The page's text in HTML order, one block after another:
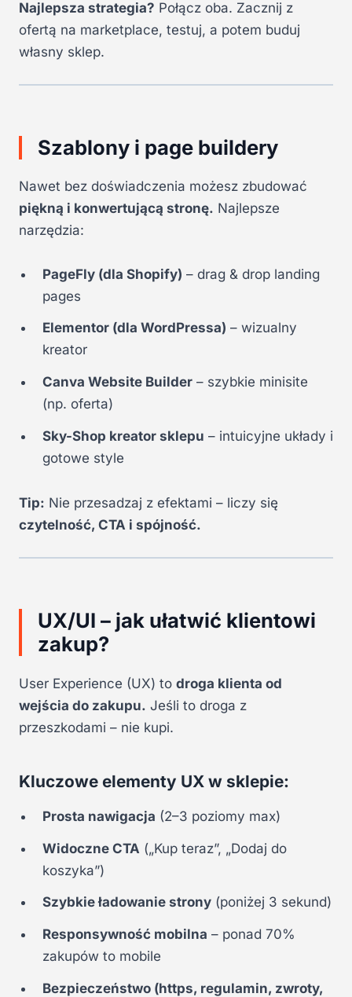
Najlepsza strategia? Połącz oba. Zacznij z
ofertą na marketplace, testuj, a potem buduj
własny sklep.
Szablony i page buildery
Nawet bez doświadczenia możesz zbudować
piękną i konwertującą stronę. Najlepsze
narzędzia:
PageFly (dla Shopify) – drag & drop landing
pages
Elementor (dla WordPressa) – wizualny
kreator
Canva Website Builder – szybkie minisite
(np. oferta)
Sky-Shop kreator sklepu – intuicyjne układy i
gotowe style
Tip: Nie przesadzaj z efektami – liczy się
czytelność, CTA i spójność.
UX/UI – jak ułatwić klientowi
zakup?
User Experience (UX) to droga klienta od
wejścia do zakupu. Jeśli to droga z
przeszkodami – nie kupi.
Kluczowe elementy UX w sklepie:
Prosta nawigacja (2–3 poziomy max)
Widoczne CTA („Kup teraz”, „Dodaj do
koszyka”)
Szybkie ładowanie strony (poniżej 3 sekund)
Responsywność mobilna – ponad 70%
zakupów to mobile
Bezpieczeństwo (https, regulamin, zwroty,